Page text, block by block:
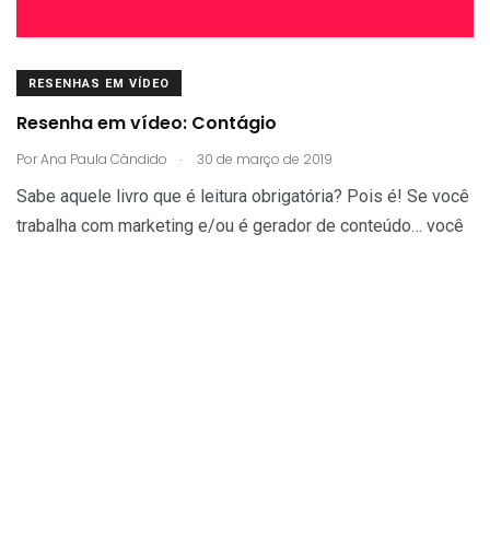
RESENHAS EM VÍDEO
Resenha em vídeo: Contágio
PorAna Paula Cândido . 30 de março de 2019
Sabe aquele livro que é leitura obrigatória? Pois é! Se você
trabalha com marketing e/ou é gerador de conteúdo… você